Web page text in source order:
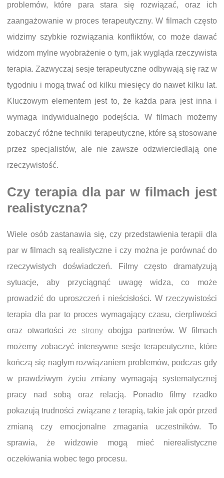
problemów, które para stara się rozwiązać, oraz ich
zaangażowanie w proces terapeutyczny. W filmach często
widzimy szybkie rozwiązania konfliktów, co może dawać
widzom mylne wyobrażenie o tym, jak wygląda rzeczywista
terapia. Zazwyczaj sesje terapeutyczne odbywają się raz w
tygodniu i mogą trwać od kilku miesięcy do nawet kilku lat.
Kluczowym elementem jest to, że każda para jest inna i
wymaga indywidualnego podejścia. W filmach możemy
zobaczyć różne techniki terapeutyczne, które są stosowane
przez specjalistów, ale nie zawsze odzwierciedlają one
rzeczywistość.
Czy terapia dla par w filmach jest
realistyczna?
Wiele osób zastanawia się, czy przedstawienia terapii dla
par w filmach są realistyczne i czy można je porównać do
rzeczywistych doświadczeń. Filmy często dramatyzują
sytuacje, aby przyciągnąć uwagę widza, co może
prowadzić do uproszczeń i nieścisłości. W rzeczywistości
terapia dla par to proces wymagający czasu, cierpliwości
oraz otwartości zestrony obojga partnerów. W filmach
możemy zobaczyć intensywne sesje terapeutyczne, które
kończą się nagłym rozwiązaniem problemów, podczas gdy
w prawdziwym życiu zmiany wymagają systematycznej
pracy nad sobą oraz relacją. Ponadto filmy rzadko
pokazują trudności związane z terapią, takie jak opór przed
zmianą czy emocjonalne zmagania uczestników. To
sprawia, że widzowie mogą mieć nierealistyczne
oczekiwania wobec tego procesu.